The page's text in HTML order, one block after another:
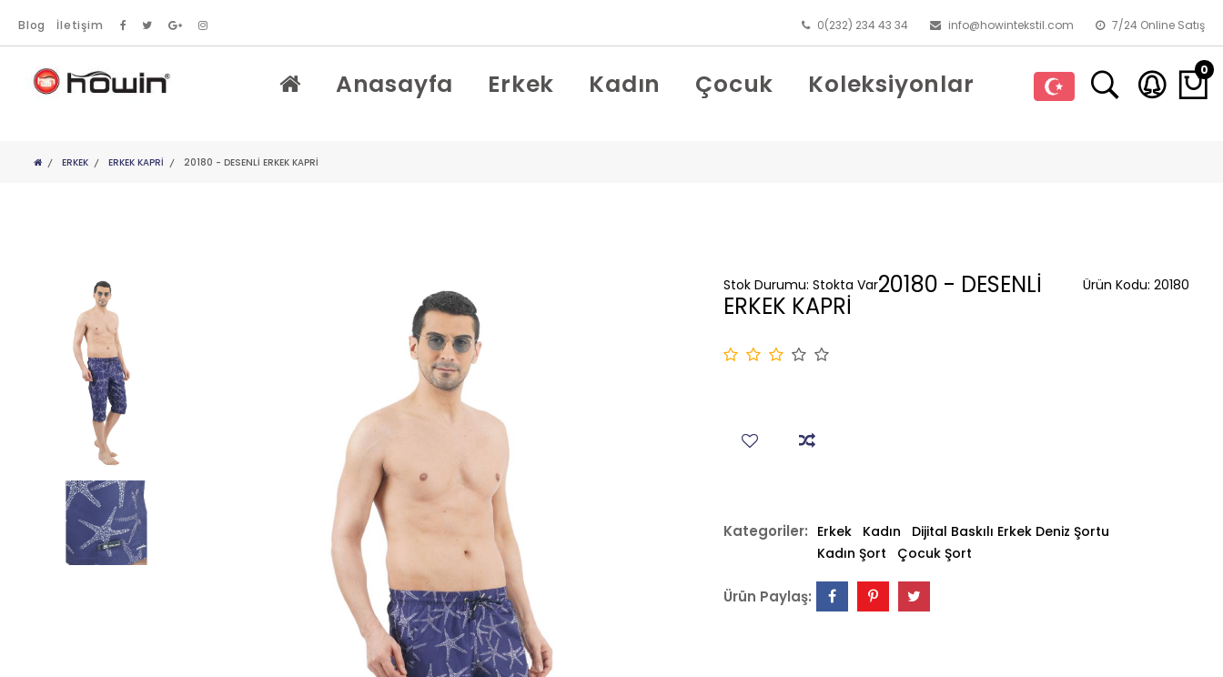
Blog İletişim 0(232) 234 43 34 info@howintekstil.com 7/24 Online Satış
Anasayfa Erkek Kadın Çocuk Koleksiyonlar 0
ERKEK ERKEK KAPRI 20180 - DESENLİ ERKEK KAPRİ
Ürün Kodu: 20180
Stok Durumu:Stokta Var20180 - DESENLİ
ERKEK KAPRİ
Kategoriler: Erkek Kadın
Dijital Baskılı Erkek Deniz Şortu
Kadın Şort
Çocuk Şort
Ürün Paylaş: